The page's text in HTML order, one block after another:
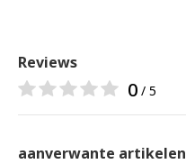
Reviews
0 / 5
aanverwante artikelen